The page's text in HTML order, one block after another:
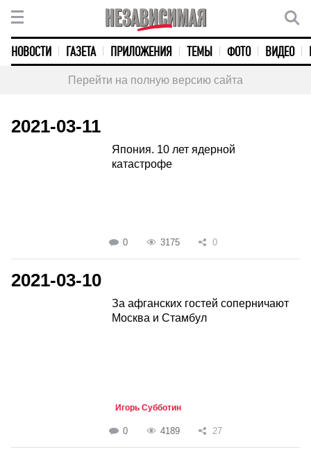
НОВОСТИ ГАЗЕТА ПРИЛОЖЕНИЯ ТЕМЫ ФОТО ВИДЕО
Перейти на полную версию сайта
2021-03-11
Япония. 10 лет ядерной
катастрофе
0 3175 0
2021-03-10
За афганских гостей соперничают
Москва и Стамбул
Игорь Субботин
0 4189 27